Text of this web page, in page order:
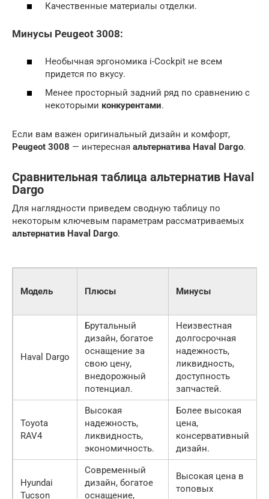
Качественные материалы отделки.
Минусы Peugeot 3008:
Необычная эргономика i-Cockpit не всем
придется по вкусу.
Менее просторный задний ряд по сравнению с
некоторыми конкурентами.
Если вам важен оригинальный дизайн и комфорт,
Peugeot 3008 — интересная альтернатива Haval Dargo.
Сравнительная таблица альтернатив Haval
Dargo
Для наглядности приведем сводную таблицу по
некоторым ключевым параметрам рассматриваемых
альтернатив Haval Dargo.
Модель Плюсы Минусы
Haval Dargo
Брутальный
дизайн, богатое
оснащение за
свою цену,
внедорожный
потенциал.
Неизвестная
долгосрочная
надежность,
ликвидность,
доступность
запчастей.
Toyota
RAV4
Высокая
надежность,
ликвидность,
экономичность.
Более высокая
цена,
консервативный
дизайн.
Hyundai
Tucson
Современный
дизайн, богатое
оснащение,
Высокая цена в
топовых